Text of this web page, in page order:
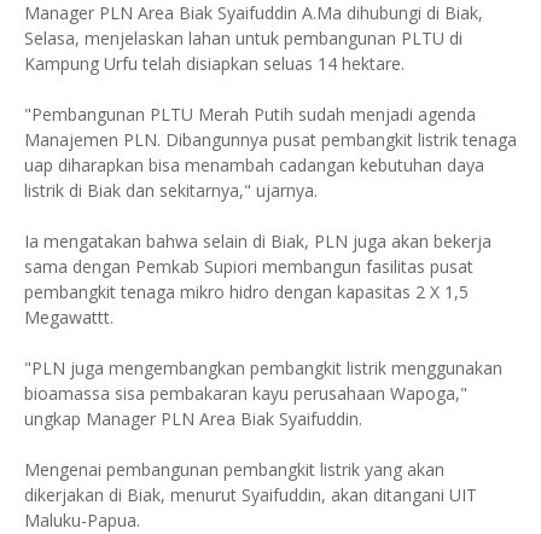
Manager PLN Area Biak Syaifuddin A.Ma dihubungi di Biak,
Selasa, menjelaskan lahan untuk pembangunan PLTU di
Kampung Urfu telah disiapkan seluas 14 hektare.
"Pembangunan PLTU Merah Putih sudah menjadi agenda
Manajemen PLN. Dibangunnya pusat pembangkit listrik tenaga
uap diharapkan bisa menambah cadangan kebutuhan daya
listrik di Biak dan sekitarnya," ujarnya.
Ia mengatakan bahwa selain di Biak, PLN juga akan bekerja
sama dengan Pemkab Supiori membangun fasilitas pusat
pembangkit tenaga mikro hidro dengan kapasitas 2 X 1,5
Megawattt.
"PLN juga mengembangkan pembangkit listrik menggunakan
bioamassa sisa pembakaran kayu perusahaan Wapoga,"
ungkap Manager PLN Area Biak Syaifuddin.
Mengenai pembangunan pembangkit listrik yang akan
dikerjakan di Biak, menurut Syaifuddin, akan ditangani UIT
Maluku-Papua.